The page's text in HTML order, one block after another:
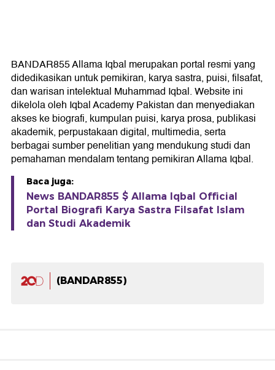
BANDAR855 Allama Iqbal merupakan portal resmi yang
didedikasikan untuk pemikiran, karya sastra, puisi, filsafat,
dan warisan intelektual Muhammad Iqbal. Website ini
dikelola oleh Iqbal Academy Pakistan dan menyediakan
akses ke biografi, kumpulan puisi, karya prosa, publikasi
akademik, perpustakaan digital, multimedia, serta
berbagai sumber penelitian yang mendukung studi dan
pemahaman mendalam tentang pemikiran Allama Iqbal.
Baca juga:
News BANDAR855 $ Allama Iqbal Official
Portal Biografi Karya Sastra Filsafat Islam
dan Studi Akademik
(BANDAR855)